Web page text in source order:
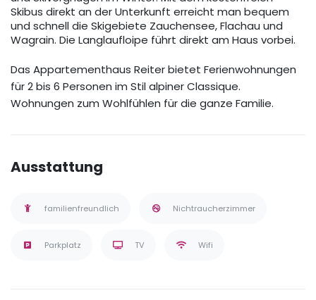
Skibus direkt an der Unterkunft erreicht man bequem
und schnell die Skigebiete Zauchensee, Flachau und
Wagrain. Die Langlaufloipe führt direkt am Haus vorbei.
Das Appartementhaus Reiter bietet Ferienwohnungen
für 2 bis 6 Personen im Stil alpiner Classique.
Wohnungen zum Wohlfühlen für die ganze Familie.
Ausstattung
familienfreundlich Nichtraucherzimmer
Parkplatz TV Wifi